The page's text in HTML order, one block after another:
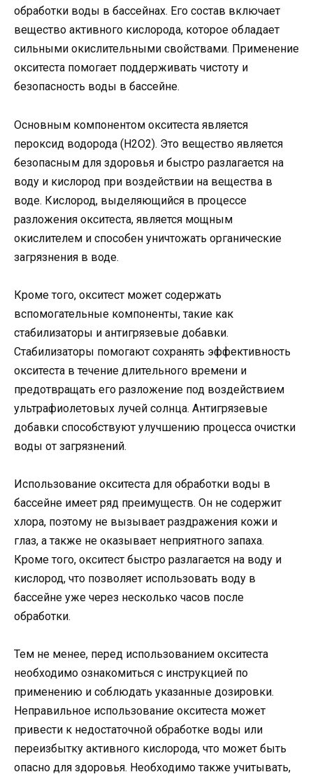
обработки воды в бассейнах. Его состав включает
вещество активного кислорода, которое обладает
сильными окислительными свойствами. Применение
окситеста помогает поддерживать чистоту и
безопасность воды в бассейне.
Основным компонентом окситеста является
пероксид водорода (H2O2). Это вещество является
безопасным для здоровья и быстро разлагается на
воду и кислород при воздействии на вещества в
воде. Кислород, выделяющийся в процессе
разложения окситеста, является мощным
окислителем и способен уничтожать органические
загрязнения в воде.
Кроме того, окситест может содержать
вспомогательные компоненты, такие как
стабилизаторы и антигрязевые добавки.
Стабилизаторы помогают сохранять эффективность
окситеста в течение длительного времени и
предотвращать его разложение под воздействием
ультрафиолетовых лучей солнца. Антигрязевые
добавки способствуют улучшению процесса очистки
воды от загрязнений.
Использование окситеста для обработки воды в
бассейне имеет ряд преимуществ. Он не содержит
хлора, поэтому не вызывает раздражения кожи и
глаз, а также не оказывает неприятного запаха.
Кроме того, окситест быстро разлагается на воду и
кислород, что позволяет использовать воду в
бассейне уже через несколько часов после
обработки.
Тем не менее, перед использованием окситеста
необходимо ознакомиться с инструкцией по
применению и соблюдать указанные дозировки.
Неправильное использование окситеста может
привести к недостаточной обработке воды или
переизбытку активного кислорода, что может быть
опасно для здоровья. Необходимо также учитывать,